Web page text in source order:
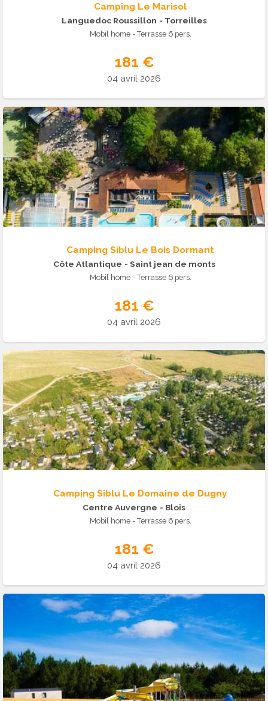
Camping Le Marisol
Languedoc Roussillon - Torreilles
Mobil home - Terrasse 6 pers.
181 €
04 avril 2026
Camping Siblu Le Bois Dormant
Côte Atlantique - Saint jean de monts
Mobil home - Terrasse 6 pers.
181 €
04 avril 2026
Camping Siblu Le Domaine de Dugny
Centre Auvergne - Blois
Mobil home - Terrasse 6 pers.
181 €
04 avril 2026